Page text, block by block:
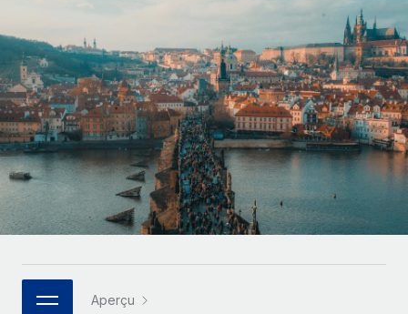
Sous-traitez les opérations complexes liées à l’emploi
INFRASTRUCTURE
Intégration Remote
Intégrez vos RH aux flux de travail en toute simplicité
Plateforme
Des fonctions RH clés intégrées pour votre équipe
Connecter Nouveau
notre MCP
Intégrations
Des solutions agiles et internationales pour les RH et la
paie des entreprises en pleine croissance
Entreprises intermédiaires
Développez vos équipes avec des solutions RH sur
mesure
Entreprise
Les RH à l’international pour les grandes entreprises
Partenaires stratégiques de la tech
APPRENDRE AVEC REMOTE
Recherche et guides
Études de cas
Glossaire RH
Checklists et modèles
Webinaires
Español
Italiano
Português (Portugal)
日本語
中文（简体）Aperçu